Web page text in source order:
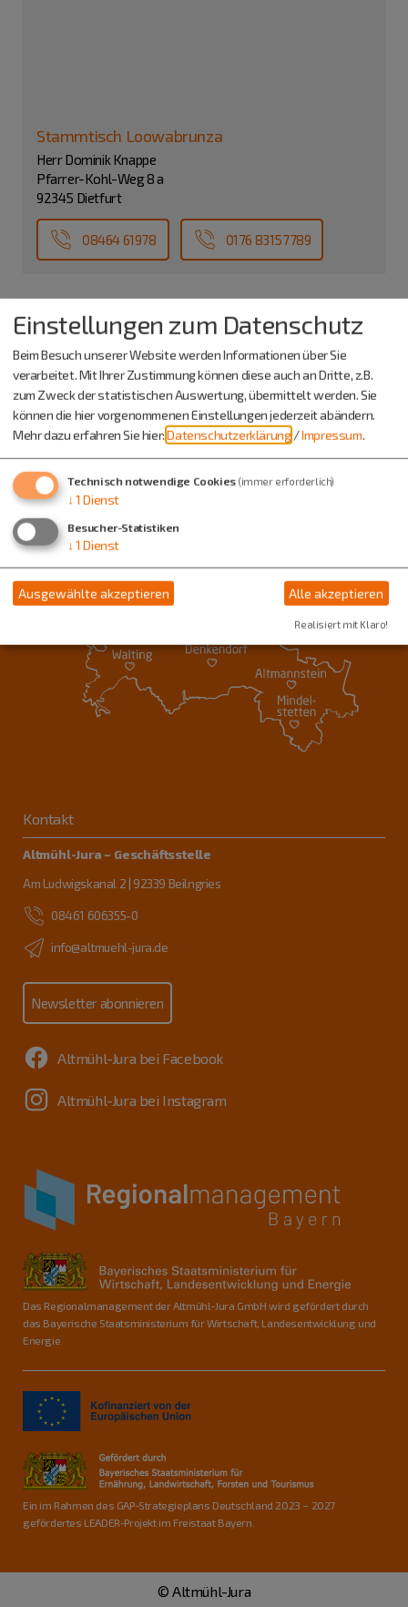
Stammtisch Loowabrunza
Herr Dominik Knappe
Pfarrer-Kohl-Weg 8 a
92345 Dietfurt
08464 61978 0176 83157789
Kontakt
Altmühl-Jura – Geschäftsstelle
Am Ludwigskanal 2 | 92339 Beilngries
08461 606355-0
info@altmuehl-jura.de
Newsletter abonnieren
Altmühl-Jura bei Facebook
Altmühl-Jura bei Instagram
Das Regionalmanagement der Altmühl-Jura GmbH wird gefördert durch
das Bayerische Staatsministerium für Wirtschaft, Landesentwicklung und
Energie.
Ein im Rahmen des GAP-Strategieplans Deutschland 2023 – 2027
gefördertes LEADER-Projekt im Freistaat Bayern.
© Altmühl-Jura
Einstellungen zum Datenschutz
Beim Besuch unserer Website werden Informationen über Sie
verarbeitet. Mit Ihrer Zustimmung können diese auch an Dritte, z.B.
zum Zweck der statistischen Auswertung, übermittelt werden. Sie
können die hier vorgenommenen Einstellungen jederzeit abändern.
Mehr dazu erfahren Sie hier:Datenschutzerklärung /Impressum.
Technisch notwendige Cookies (immer erforderlich)
↓ 1 Dienst
Besucher-Statistiken
↓ 1 Dienst
Ausgewählte akzeptieren Alle akzeptieren
Realisiert mit Klaro!